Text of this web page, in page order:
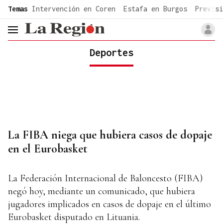
common.go-to-content
Temas Intervención en Coren Estafa en Burgos
header.menu.open
Deportes
La FIBA niega que hubiera casos de dopaje
en el Eurobasket
La Federación Internacional de Baloncesto (FIBA)
negó hoy, mediante un comunicado, que hubiera
jugadores implicados en casos de dopaje en el último
Eurobasket disputado en Lituania.